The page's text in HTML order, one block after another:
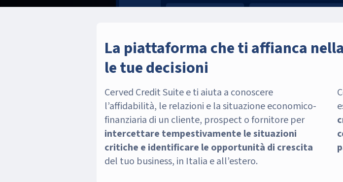
La piattaforma che ti affianca
le tue decisioni
Cerved Credit Suite e ti aiuta a conoscere
l’affidabilità, le relazioni e la situazione economico-
finanziaria di un cliente, prospect o fornitore per
intercettare tempestivamente le situazioni
critiche e identificare le opportunità di crescita
del tuo business, in Italia e all’estero.